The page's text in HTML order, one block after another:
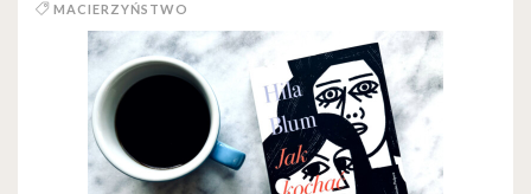
MACIERZYŃSTWO